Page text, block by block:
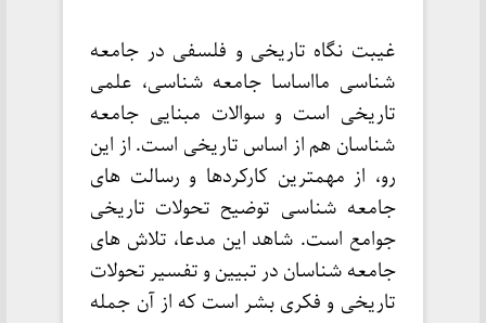
غیبت نگاه تاریخی و فلسفی در جامعه
شناسی مااساسا جامعه شناسی، علمی
تاریخی است و سوالات مبنایی جامعه
شناسان هم از اساس تاریخی است. از این
رو، از مهمترین کارکردها و رسالت های
جامعه شناسی توضیح تحولات تاریخی
جوامع است. شاهد این مدعا، تلاش های
جامعه شناسان در تبیین و تفسیر تحولات
تاریخی و فکری بشر است که از آن جمله